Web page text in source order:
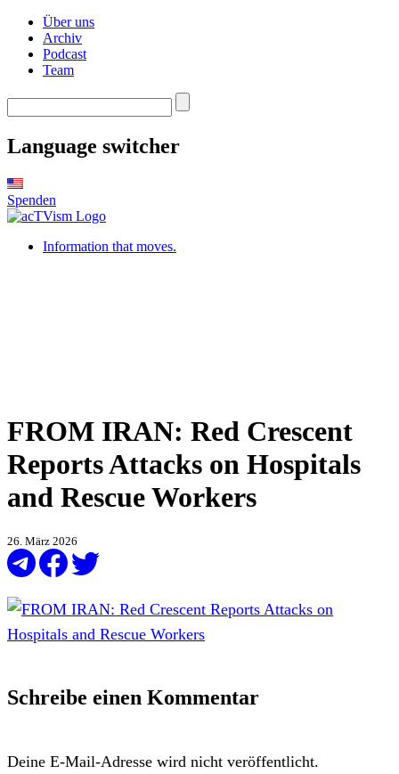
Über uns
Archiv
Podcast
Team
Language switcher
Spenden
Information that moves.
FROM IRAN: Red Crescent
Reports Attacks on Hospitals
and Rescue Workers
26. März 2026
Schreibe einen Kommentar
Deine E-Mail-Adresse wird nicht veröffentlicht.